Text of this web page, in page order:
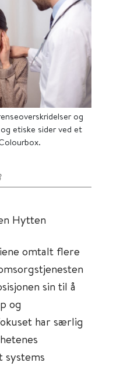
og
etiske sider ved et
Hytten
omtalt flere
sin til å
og
har særlig
systems